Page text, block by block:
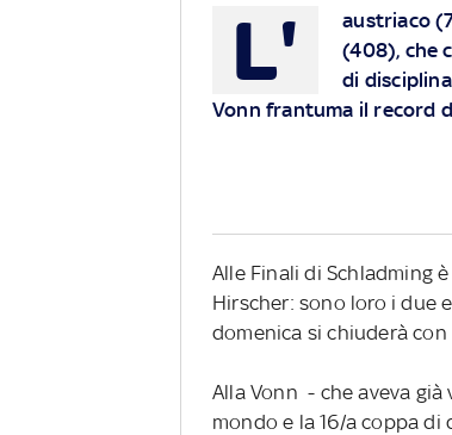
L'
austriaco
(408), che
di
Vonn frantuma il record
Alle Finali di Schladming
Hirscher: sono loro i due
domenica si chiuderà con
Alla Vonn - che aveva
mondo e la 16/a coppa